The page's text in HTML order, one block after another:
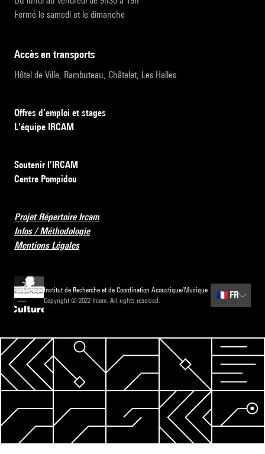
Fermé le samedi et le dimanche
accès en transports
Hôtel de Ville, Rambuteau, Châtelet, Les Halles
Offres d’emploi et stages
L’équipe IRCAM
Soutenir l’IRCAM
Centre Pompidou
Projet Répertoire Ircam
Infos / Méthodologie
Mentions Légales
Institut de Recherche et de Coordination Acoustique/Musique
Copyright © 2022 Ircam. All rights reserved.
🇫🇷 FR